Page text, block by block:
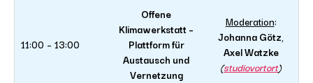
11:00 – 13:00
Offene
Klimawerkstatt –
Plattform für
Austausch und
Vernetzung
Moderation:
Johanna Götz,
Axel Watzke
(studiovortort)